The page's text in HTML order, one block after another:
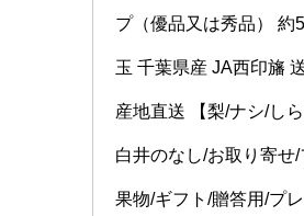
プ（優品又は秀品） 約
玉 千葉県産 JA西印旛
産地直送 【梨/ナシ/し
白井のなし/お取り寄せ
果物/ギフト/贈答用/プ